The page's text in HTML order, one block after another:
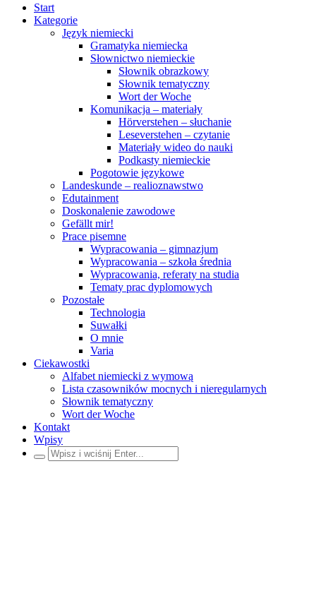
Start
Kategorie
Język niemiecki
Gramatyka niemiecka
Słownictwo niemieckie
Słownik obrazkowy
Słownik tematyczny
Wort der Woche
Komunikacja – materiały
Hörverstehen – słuchanie
Leseverstehen – czytanie
Materiały wideo do nauki
Podkasty niemieckie
Pogotowie językowe
Landeskunde – realioznawstwo
Edutainment
Doskonalenie zawodowe
Gefällt mir!
Prace pisemne
Wypracowania – gimnazjum
Wypracowania – szkoła średnia
Wypracowania, referaty na studia
Tematy prac dyplomowych
Pozostałe
Technologia
Suwałki
O mnie
Varia
Ciekawostki
Alfabet niemiecki z wymową
Lista czasowników mocnych i nieregularnych
Słownik tematyczny
Wort der Woche
Kontakt
Wpisy